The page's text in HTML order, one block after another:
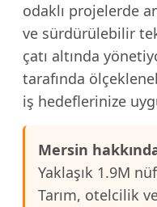
odaklı projelerde
ve sürdürülebilir
çatı altında
tarafında
iş hedeflerinize
Mersin
Yaklaşık 1.9M
Tarım, otelcilik